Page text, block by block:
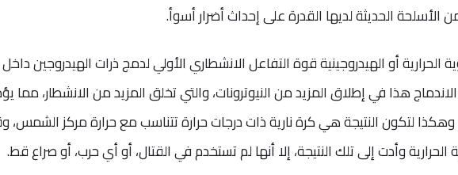
الحديثة لديها القدرة على إحداث أضرار أسوأ.
الحرارية أو الهيدروجينية قوة التفاعل الانشطاري الأولي لدمج ذرات الهيدروجين داخل
هذا في إطلاق المزيد من النيوترونات، والتي تخلق المزيد من الانشطار، مما
وهكذا لتكون النتيجة هي كرة نارية ذات درجات حرارة تتناسب مع حرارة مركز الشمس،
الحرارية وأدت إلى تلك النتيجة، إلا أنها لم تستخدم في القتال، أو أي حرب، أو صراع قط.